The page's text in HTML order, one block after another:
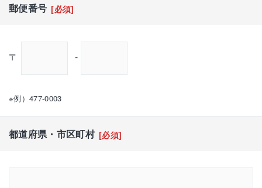
郵便番号 [必須]
〒 -
※例）477-0003
都道府県・市区町村 [必須]